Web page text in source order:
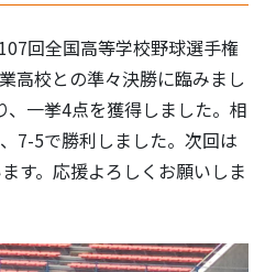
回全国高等学校野球選手権
高校との準々決勝に臨みまし
、一挙4点を獲得しました。相
7-5で勝利しました。次回は
す。応援よろしくお願いしま